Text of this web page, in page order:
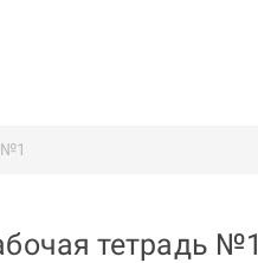
№1
тетрадь №1